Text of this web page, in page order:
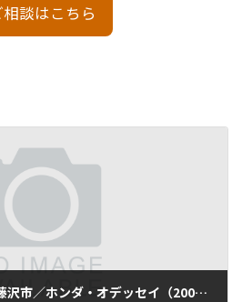
談はこちら
【廃車買取】神奈川県藤沢市／ホンダ・オデッセイ（2009年式・走行155,000km）